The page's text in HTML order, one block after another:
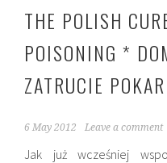
THE POLISH
POISONING *
ZATRUCIE
6 May 2012 Leave a comment
Jak już wcześniej